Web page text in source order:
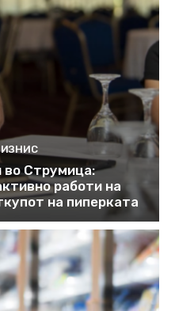
Струмица:
работи на
на пиперката